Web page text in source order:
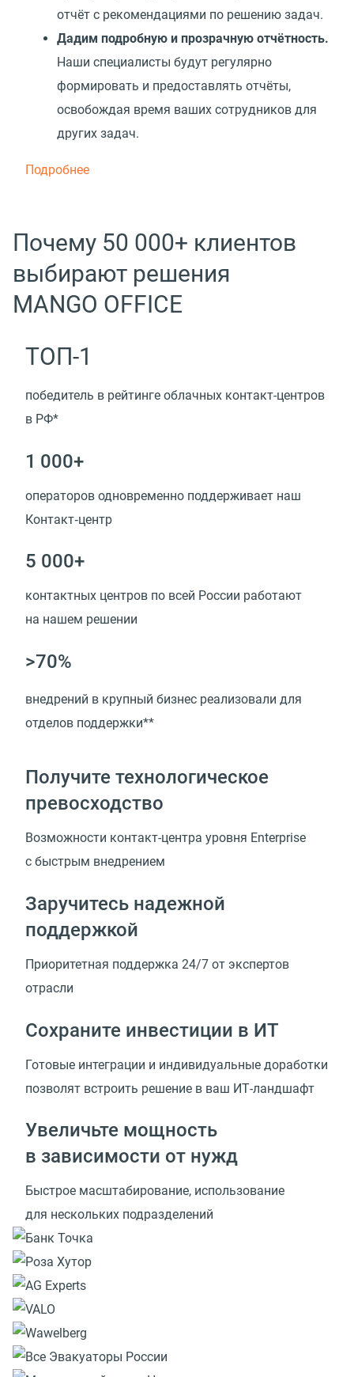
отчёт с рекомендациями по решению задач.
Дадим подробную и прозрачную отчётность.
Наши специалисты будут регулярно
формировать и предоставлять отчёты,
освобождая время ваших сотрудников для
других задач.
Подробнее
Почему 50 000+ клиентов
выбирают решения
MANGO OFFICE
ТОП-1
победитель в рейтинге облачных контакт-центров
в РФ*
1 000+
операторов одновременно поддерживает наш
Контакт‑центр
5 000+
контактных центров по всей России работают
на нашем решении
>70%
внедрений в крупный бизнес реализовали для
отделов поддержки**
Получите технологическое
превосходство
Возможности контакт-центра уровня Enterprise
с быстрым внедрением
Заручитесь надежной
поддержкой
Приоритетная поддержка 24/7 от экспертов
отрасли
Сохраните инвестиции в ИТ
Готовые интеграции и индивидуальные доработки
позволят встроить решение в ваш ИТ-ландшафт
Увеличьте мощность
в зависимости от нужд
Быстрое масштабирование, использование
для нескольких подразделений